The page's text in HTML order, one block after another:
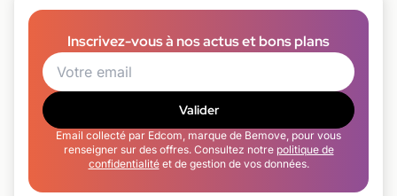
Inscrivez-vous à nos actus et bons plans
Valider
Email collecté par Edcom, marque de Bemove, pour vous
renseigner sur des offres. Consultez notre politique de
confidentialitéet de gestion de vos données.